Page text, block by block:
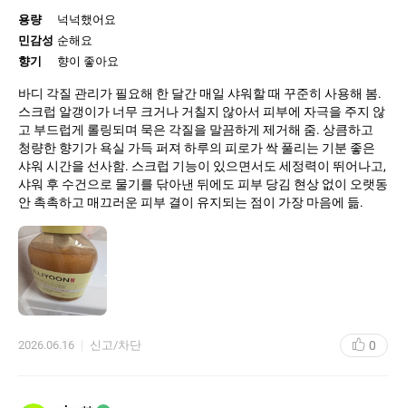
용량
넉넉했어요
민감성 순해요
향기
향이 좋아요
바디 각질 관리가 필요해 한 달간 매일 샤워할 때 꾸준히 사용해 봄.
스크럽 알갱이가 너무 크거나 거칠지 않아서 피부에 자극을 주지 않
고 부드럽게 롤링되며 묵은 각질을 말끔하게 제거해 줌. 상큼하고
청량한 향기가 욕실 가득 퍼져 하루의 피로가 싹 풀리는 기분 좋은
샤워 시간을 선사함. 스크럽 기능이 있으면서도 세정력이 뛰어나고,
샤워 후 수건으로 물기를 닦아낸 뒤에도 피부 당김 현상 없이 오랫동
안 촉촉하고 매끄러운 피부 결이 유지되는 점이 가장 마음에 듦.
2026.06.16 신고/차단 0